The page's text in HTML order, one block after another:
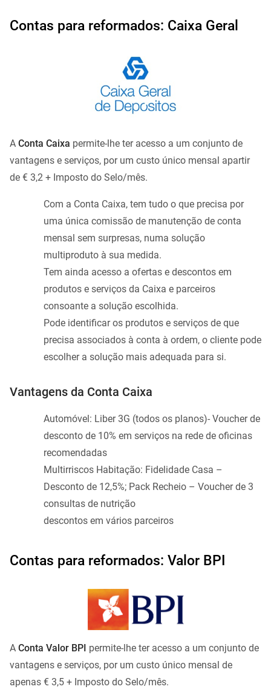
Contas para reformados: Caixa Geral
A Conta Caixa permite-lhe ter acesso a um conjunto de
vantagens e serviços, por um custo único mensal apartir
de € 3,2 + Imposto do Selo/mês.
Com a Conta Caixa, tem tudo o que precisa por
uma única comissão de manutenção de conta
mensal sem surpresas, numa solução
multiproduto à sua medida.
Tem ainda acesso a ofertas e descontos em
produtos e serviços da Caixa e parceiros
consoante a solução escolhida.
Pode identificar os produtos e serviços de que
precisa associados à conta à ordem, o cliente pode
escolher a solução mais adequada para si.
Vantagens da Conta Caixa
Automóvel: Liber 3G (todos os planos)- Voucher de
desconto de 10% em serviços na rede de oficinas
recomendadas
Multirriscos Habitação: Fidelidade Casa –
Desconto de 12,5%; Pack Recheio – Voucher de 3
consultas de nutrição
descontos em vários parceiros
Contas para reformados: Valor BPI
A Conta Valor BPI permite-lhe ter acesso a um conjunto de
vantagens e serviços, por um custo único mensal de
apenas € 3,5 + Imposto do Selo/mês.